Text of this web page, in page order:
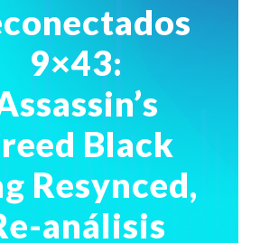
9×43:
Black
Resynced,
análisis